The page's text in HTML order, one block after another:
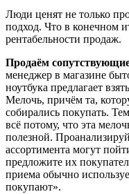
Люди ценят не только
подход. Что в конечном
рентабельности продаж.
Продаём
менеджер в магазине
ноутбука предлагает
Мелочь, причём та,
собирались покупать.
всё потому, что эта
полезной.
ассортимента могут
предложите их
приема обычно
покупают».